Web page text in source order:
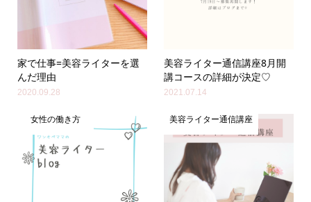
家で仕事=美容ライターを選
んだ理由
2020.09.28
美容ライター通信講座8月開
講コースの詳細が決定♡
2021.07.14
女性の働き方 美容ライター通信講座